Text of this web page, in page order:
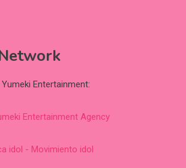
Entertainment:
Entertainment Agency
idol - Movimiento idol